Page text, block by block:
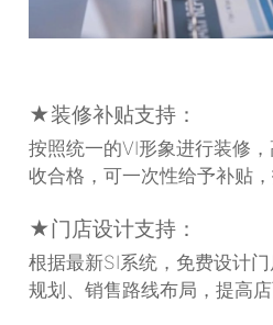
★装修补贴支持：
按照统一的VI形象进行装修
收合格，可一次性给予补贴，
★门店设计支持：
根据最新SI系统，免费设计
规划、销售路线布局，提高店